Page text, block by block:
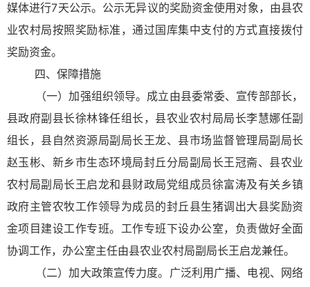
媒体进行7天公示。公示无异议的奖励资金使用对象，由县农
业农村局按照奖励标准，通过国库集中支付的方式直接拨付
奖励资金。
四、保障措施
（一）加强组织领导。成立由县委常委、宣传部部长，
县政府副县长徐林锋任组长，县农业农村局局长李慧娜任副
组长，县自然资源局副局长王龙、县市场监督管理局副局长
赵玉彬、新乡市生态环境局封丘分局副局长王冠斋、县农业
农村局副局长王启龙和县财政局党组成员徐富涛及有关乡镇
政府主管农牧工作领导为成员的封丘县生猪调出大县奖励资
金项目建设工作专班。工作专班下设办公室，负责做好全面
协调工作，办公室主任由县农业农村局副局长王启龙兼任。
（二）加大政策宣传力度。广泛利用广播、电视、网络